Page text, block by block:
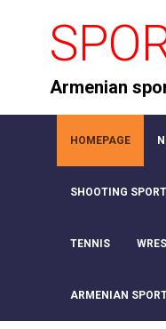
Armenian
HOMEPAGE
SHOOTING SPORT
TENNIS
ARMENIAN